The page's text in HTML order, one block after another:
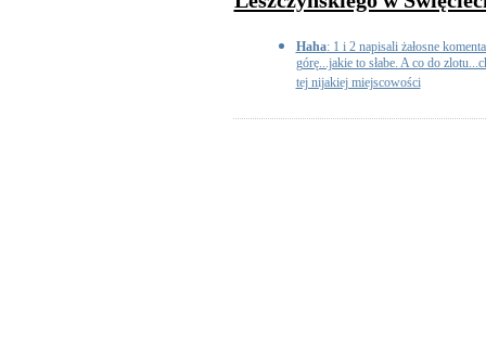
Haha: 1 i 2 napisali żałosne
górę...jakie to słabe. A co do
tej nijakiej miejscowości